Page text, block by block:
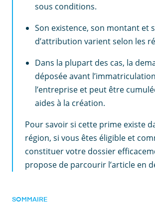
sous conditions.
Son existence, son montant et
d’attribution varient selon les
Dans la plupart des cas, la
déposée avant
l’entreprise et peut être
aides à la création.
Pour savoir si cette prime existe
région, si vous êtes éligible et
constituer votre dossier
propose de parcourir l’article en
SOMMAIRE